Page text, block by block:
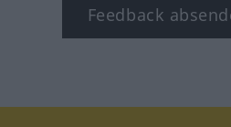
Feedback